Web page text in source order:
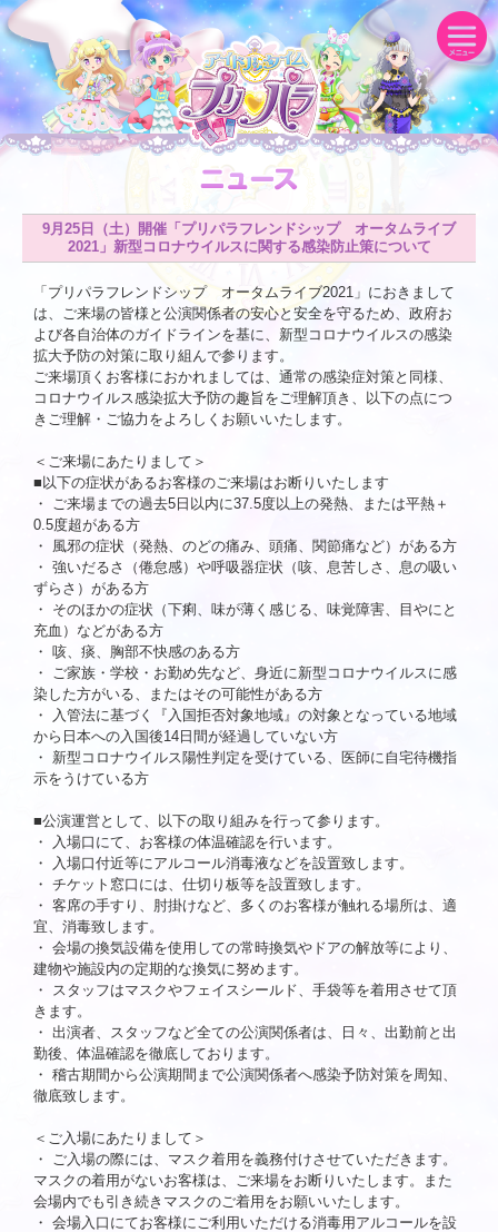
9月25日（土）開催「プリパラフレンドシップ オータムライブ
2021」新型コロナウイルスに関する感染防止策について
「プリパラフレンドシップ オータムライブ2021」におきまして
は、ご来場の皆様と公演関係者の安心と安全を守るため、政府お
よび各自治体のガイドラインを基に、新型コロナウイルスの感染
拡大予防の対策に取り組んで参ります。
ご来場頂くお客様におかれましては、通常の感染症対策と同様、
コロナウイルス感染拡大予防の趣旨をご理解頂き、以下の点につ
きご理解・ご協力をよろしくお願いいたします。
＜ご来場にあたりまして＞
■以下の症状があるお客様のご来場はお断りいたします
・ ご来場までの過去5日以内に37.5度以上の発熱、または平熱＋
0.5度超がある方
・
風邪の症状（発熱、のどの痛み、頭痛、関節痛など）がある方
・ 強いだるさ（倦怠感）や呼吸器症状（咳、息苦しさ、息の吸い
ずらさ）がある方
・
そのほかの症状（下痢、味が薄く感じる、味覚障害、目やにと
充血）などがある方
・ 咳、痰、胸部不快感のある方
・
ご家族・学校・お勤め先など、身近に新型コロナウイルスに感
染した方がいる、またはその可能性がある方
・
入管法に基づく『入国拒否対象地域』の対象となっている地域
から日本への入国後14日間が経過していない方
・
新型コロナウイルス陽性判定を受けている、医師に自宅待機指
示をうけている方
■公演運営として、以下の取り組みを行って参ります。
・
入場口にて、お客様の体温確認を行います。
・
入場口付近等にアルコール消毒液などを設置致します。
・ チケット窓口には、仕切り板等を設置致します。
・ 客席の手すり、肘掛けなど、多くのお客様が触れる場所は、適
宜、消毒致します。
・ 会場の換気設備を使用しての常時換気やドアの解放等により、
建物や施設内の定期的な換気に努めます。
・
スタッフはマスクやフェイスシールド、手袋等を着用させて頂
きます。
・ 出演者、スタッフなど全ての公演関係者は、日々、出勤前と出
勤後、体温確認を徹底しております。
・ 稽古期間から公演期間まで公演関係者へ感染予防対策を周知、
徹底致します。
＜ご入場にあたりまして＞
・
ご入場の際には、マスク着用を義務付けさせていただきます。
マスクの着用がないお客様は、ご来場をお断りいたします。また
会場内でも引き続きマスクのご着用をお願いいたします。
・ 会場入口にてお客様にご利用いただける消毒用アルコールを設